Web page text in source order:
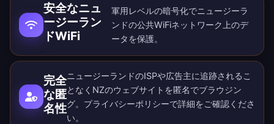
安全なニュ
ージーラン
ドWiFi
軍用レベルの暗号化でニュージーラ
ンドの公共WiFiネットワーク上のデ
ータを保護。
完全
な匿
名性
ニュージーランドのISPや広告主に追跡されるこ
となくNZのウェブサイトを匿名でブラウジン
グ。 プライバシーポリシーで詳細をご確認くださ
い。